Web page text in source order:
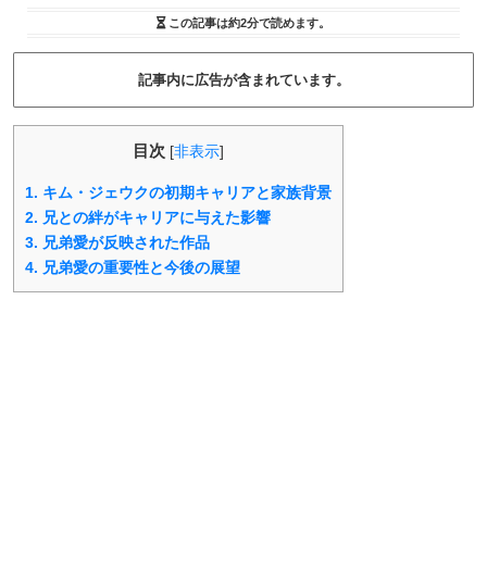
この記事は約2分で読めます。
記事内に広告が含まれています。
目次 [非表示]
1. キム・ジェウクの初期キャリアと家族背景
2. 兄との絆がキャリアに与えた影響
3. 兄弟愛が反映された作品
4. 兄弟愛の重要性と今後の展望